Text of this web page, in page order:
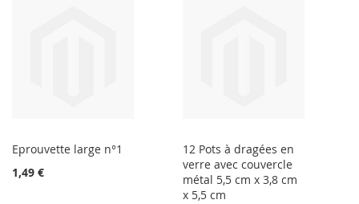
Eprouvette large n°1
1,49 €
12 Pots à dragées en
verre avec couvercle
métal 5,5 cm x 3,8 cm
x 5,5 cm